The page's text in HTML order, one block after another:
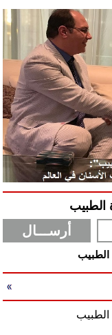
الطبيب
الطبيب
الطبيب